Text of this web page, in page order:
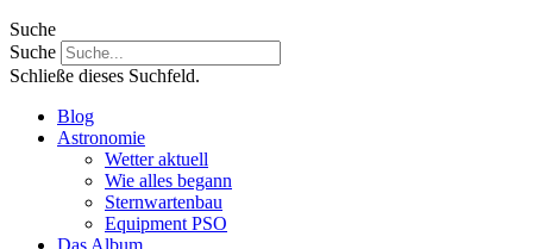
Suche
Suche
Schließe dieses Suchfeld.
Blog
Astronomie
Wetter aktuell
Wie alles begann
Sternwartenbau
Equipment PSO
Das Album